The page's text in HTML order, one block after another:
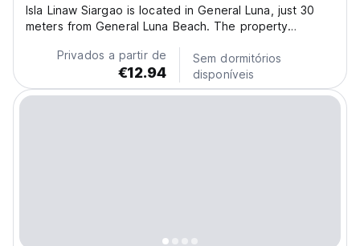
Isla Linaw Siargao is located in General Luna, just 30
meters from General Luna Beach. The property
free Wi-Fi throughout. It’s conveniently situated near
popular attractions, including Guyam Island (600...
Privados a partir de
€12.94
Sem dormitórios
disponíveis